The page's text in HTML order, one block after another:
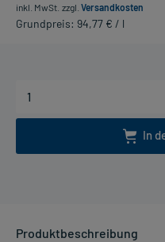
inkl. MwSt. zzgl. Versandkosten
Grundpreis: 94,77 € / l
In
Produktbeschreibung